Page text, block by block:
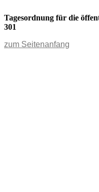
Tagesordnung für die
301
zum Seitenanfang